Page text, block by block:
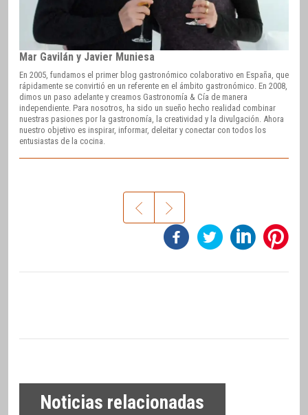
Mar Gavilán y Javier Muniesa
En 2005, fundamos el primer blog gastronómico colaborativo en España, que
rápidamente se convirtió en un referente en el ámbito gastronómico. En 2008,
dimos un paso adelante y creamos Gastronomía & Cía de manera
independiente. Para nosotros, ha sido un sueño hecho realidad combinar
nuestras pasiones por la gastronomía, la creatividad y la divulgación. Ahora
nuestro objetivo es inspirar, informar, deleitar y conectar con todos los
entusiastas de la cocina.
Noticias relacionadas